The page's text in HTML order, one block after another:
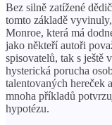
Bez silně zatížené
tomto základě
Monroe, která má
jako někteří autoři
spisovatelů, tak s ještě
hysterická porucha
talentovaných hereček
mnoha příkladů
hypotézu.